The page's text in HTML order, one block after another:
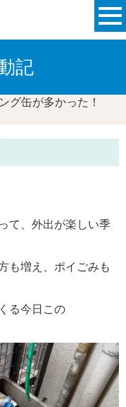
記
グ缶が多かった！
て、外出が楽しい季
も増え、ポイごみも
る今日この